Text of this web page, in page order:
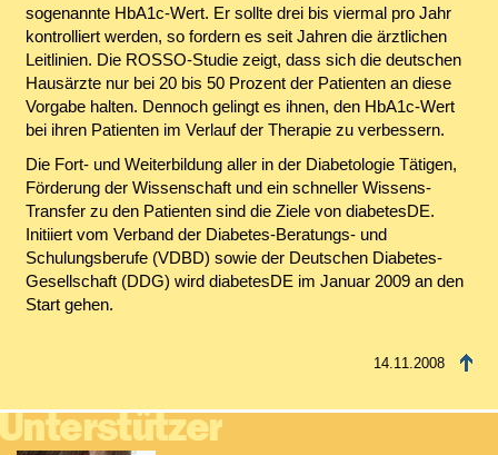
sogenannte HbA1c-Wert. Er sollte drei bis viermal pro Jahr
kontrolliert werden, so fordern es seit Jahren die ärztlichen
Leitlinien. Die ROSSO-Studie zeigt, dass sich die deutschen
Hausärzte nur bei 20 bis 50 Prozent der Patienten an diese
Vorgabe halten. Dennoch gelingt es ihnen, den HbA1c-Wert
bei ihren Patienten im Verlauf der Therapie zu verbessern.
Die Fort- und Weiterbildung aller in der Diabetologie Tätigen,
Förderung der Wissenschaft und ein schneller Wissens-
Transfer zu den Patienten sind die Ziele von diabetesDE.
Initiiert vom Verband der Diabetes-Beratungs- und
Schulungsberufe (VDBD) sowie der Deutschen Diabetes-
Gesellschaft (DDG) wird diabetesDE im Januar 2009 an den
Start gehen.
14.11.2008